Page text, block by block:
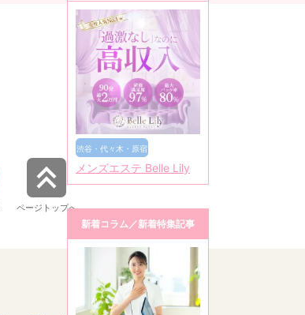
渋谷・代々木・原宿
メンズエステ Belle Lily
新着コラム／新着特集記事
ページトップへ